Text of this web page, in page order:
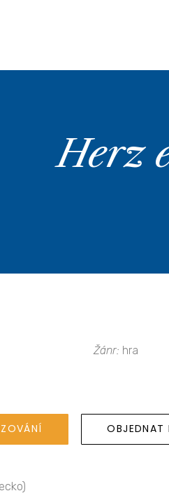
Herz
Žánr: hra
OBJEDNAT